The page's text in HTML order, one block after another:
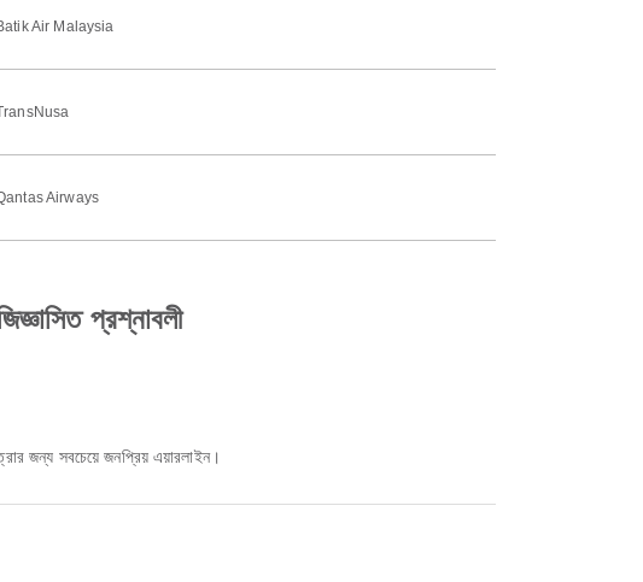
Air Malaysia
Airways
প্রশ্নাবলী
জন্য সবচেয়ে জনপ্রিয় এয়ারলাইন।